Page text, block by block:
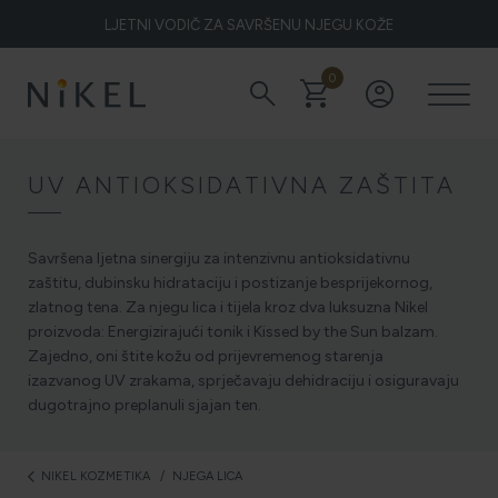
LJETNI VODIČ ZA SAVRŠENU NJEGU KOŽE
NIKEL HEROJ PRIRODE
search shopping_cart0 account_circle
UV ANTIOKSIDATIVNA ZAŠTITA
Savršena ljetna sinergiju za intenzivnu antioksidativnu
zaštitu, dubinsku hidrataciju i postizanje besprijekornog,
zlatnog tena. Za njegu lica i tijela kroz dva luksuzna Nikel
proizvoda: Energizirajući tonik i Kissed by the Sun balzam.
Zajedno, oni štite kožu od prijevremenog starenja
izazvanog UV zrakama, sprječavaju dehidraciju i osiguravaju
dugotrajno preplanuli sjajan ten.
arrow_back_ios NIKEL KOZMETIKA NJEGA LICA